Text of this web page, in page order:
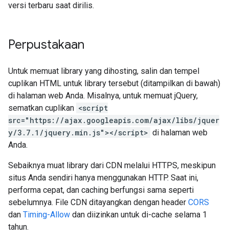
versi terbaru saat dirilis.
Perpustakaan
Untuk memuat library yang dihosting, salin dan tempel
cuplikan HTML untuk library tersebut (ditampilkan di bawah)
di halaman web Anda. Misalnya, untuk memuat jQuery,
sematkan cuplikan <script
src="https://ajax.googleapis.com/ajax/libs/jquer
y/3.7.1/jquery.min.js"></script> di halaman web
Anda.
Sebaiknya muat library dari CDN melalui HTTPS, meskipun
situs Anda sendiri hanya menggunakan HTTP. Saat ini,
performa cepat, dan caching berfungsi sama seperti
sebelumnya. File CDN ditayangkan dengan header CORS
dan Timing-Allow dan diizinkan untuk di-cache selama 1
tahun.